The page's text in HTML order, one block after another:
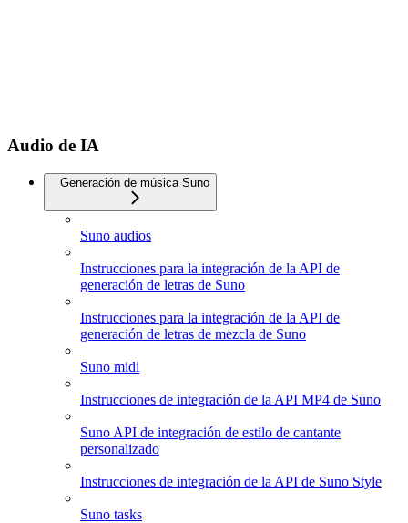
Audio de IA
Generación de música Suno
Suno audios
Instrucciones para la integración de la API de
generación de letras de Suno
Instrucciones para la integración de la API de
generación de letras de mezcla de Suno
Suno midi
Instrucciones de integración de la API MP4 de Suno
Suno API de integración de estilo de cantante
personalizado
Instrucciones de integración de la API de Suno Style
Suno tasks